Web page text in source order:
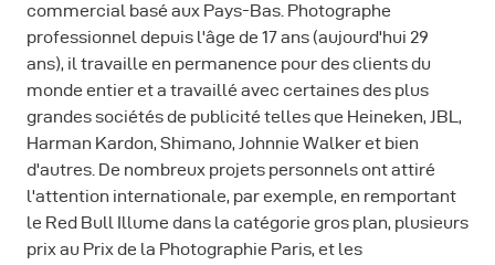
commercial basé aux Pays-Bas. Photographe
professionnel depuis l'âge de 17 ans (aujourd'hui 29
ans), il travaille en permanence pour des clients du
monde entier et a travaillé avec certaines des plus
grandes sociétés de publicité telles que Heineken, JBL,
Harman Kardon, Shimano, Johnnie Walker et bien
d'autres. De nombreux projets personnels ont attiré
l'attention internationale, par exemple, en remportant
le Red Bull Illume dans la catégorie gros plan, plusieurs
prix au Prix de la Photographie Paris, et les